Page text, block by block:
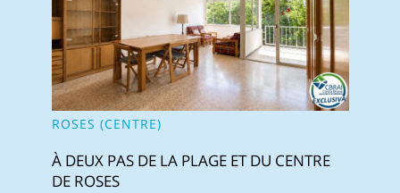
ROSES (CENTRE)
À DEUX PAS DE LA PLAGE ET DU CENTRE
DE ROSES